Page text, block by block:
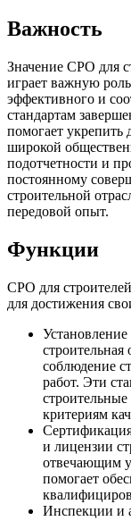
Важность
Значение СРО для
играет важную
эффективного и
стандартам
помогает укрепить
широкой
подотчетности и
постоянному
строительной
передовой опыт.
Функции
СРО для
для достижения
Установление
строительная
соблюдение
работ. Эти
критериям
и лицензии
отвечающим
помогает
Инспекции и